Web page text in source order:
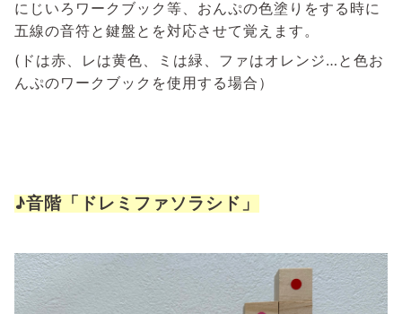
にじいろワークブック等、おんぷの色塗りをする時に
五線の音符と鍵盤とを対応させて覚えます。
(ドは赤、レは黄色、ミは緑、ファはオレンジ…と色お
んぷのワークブックを使用する場合）
♪音階「ドレミファソラシド」